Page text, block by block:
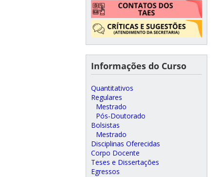
Informações do Curso
Quantitativos
Regulares
Mestrado
Pós-Doutorado
Bolsistas
Mestrado
Disciplinas Oferecidas
Corpo Docente
Teses e Dissertações
Egressos